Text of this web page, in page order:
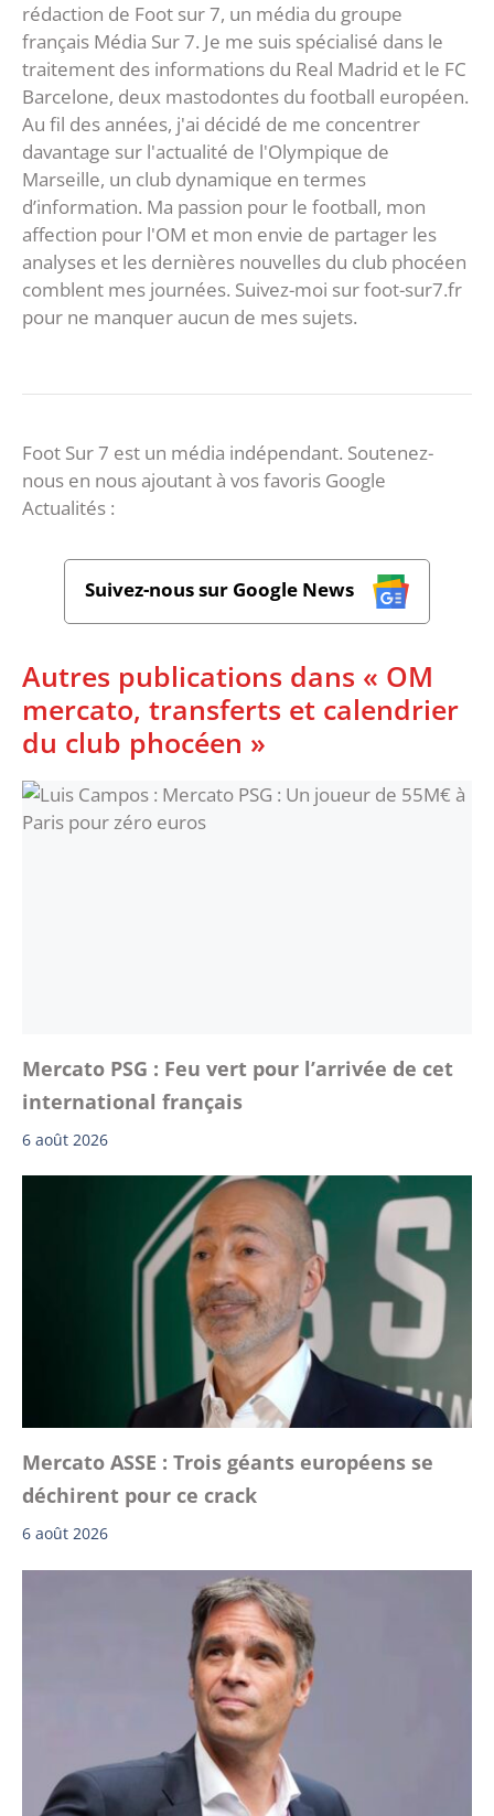
rédaction de Foot sur 7, un média du groupe
français Média Sur 7. Je me suis spécialisé dans le
traitement des informations du Real Madrid et le FC
Barcelone, deux mastodontes du football européen.
Au fil des années, j'ai décidé de me concentrer
davantage sur l'actualité de l'Olympique de
Marseille, un club dynamique en termes
d’information. Ma passion pour le football, mon
affection pour l'OM et mon envie de partager les
analyses et les dernières nouvelles du club phocéen
comblent mes journées. Suivez-moi sur foot-sur7.fr
pour ne manquer aucun de mes sujets.
Foot Sur 7 est un média indépendant. Soutenez-
nous en nous ajoutant à vos favoris Google
Actualités :
Suivez-nous sur Google News
Autres publications dans « OM
mercato, transferts et calendrier
du club phocéen »
Mercato PSG : Feu vert pour l’arrivée de cet
international français
6 août 2026
Mercato ASSE : Trois géants européens se
déchirent pour ce crack
6 août 2026